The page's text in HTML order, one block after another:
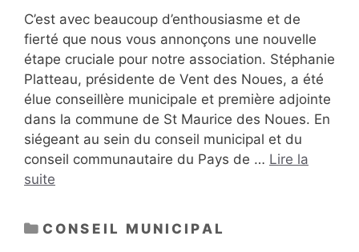
C’est avec beaucoup d’enthousiasme et de
fierté que nous vous annonçons une nouvelle
étape cruciale pour notre association. Stéphanie
Platteau, présidente de Vent des Noues, a été
élue conseillère municipale et première adjointe
dans la commune de St Maurice des Noues. En
siégeant au sein du conseil municipal et du
conseil communautaire du Pays de … Lire la
suite
CATÉGORIES
CONSEIL MUNICIPAL